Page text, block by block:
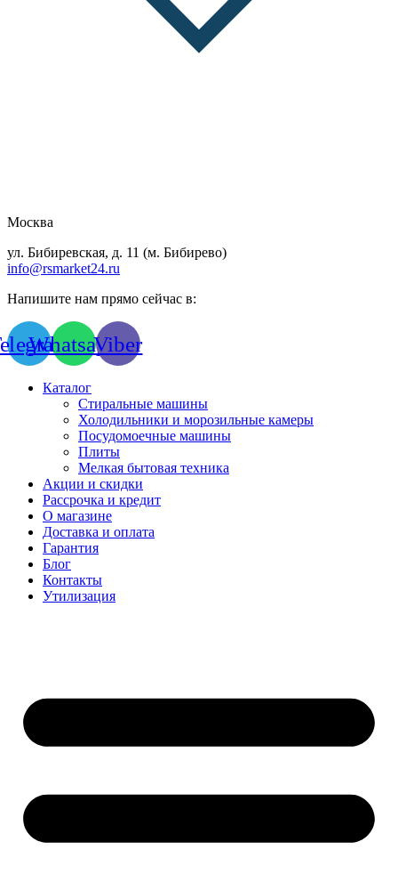
Москва
ул. Бибиревская, д. 11 (м. Бибирево)
info@rsmarket24.ru
Напишите нам прямо сейчас в:
WhatsappViber
Каталог
Стиральные машины
Холодильники и морозильные камеры
Посудомоечные машины
Плиты
Мелкая бытовая техника
Акции и скидки
Рассрочка и кредит
О магазине
Доставка и оплата
Гарантия
Блог
Контакты
Утилизация